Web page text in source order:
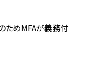
ためMFAが義務付